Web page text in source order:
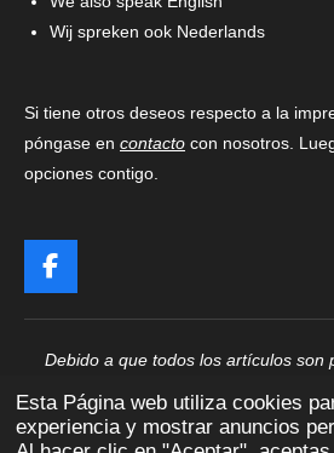
Esta Página web utiliza cookies
experiencia y mostrar anuncios
Wij spreken ook Nederlands
Si tiene otros deseos respecto a la
póngase en contacto con nosotros.
opciones contigo.
F
a
c
e
b
o
o
k
Debido a que todos los artículos son